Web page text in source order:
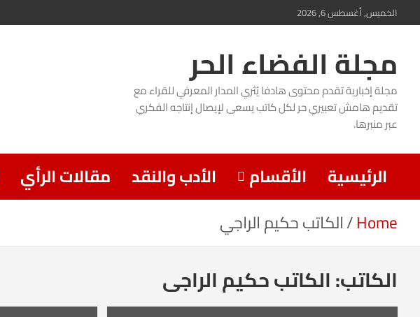
Skip
content
الخميس, أغسطس 6, 2026
مجلة الفضاء الحر
مجلة إخبارية تقدم محتوى هادفا يُثري المدار المعرفي للقراء مع
تقديم هامش تعبيري حر لكل كاتب يسعى لإيصال إنتاجه الفكري
عبر منبرها.
الرئيسية الأقسام الأدب والنقد مقالات الرأي
Home الكاتب حكيم الراجي
الكاتب:الكاتب حكيم الراجي